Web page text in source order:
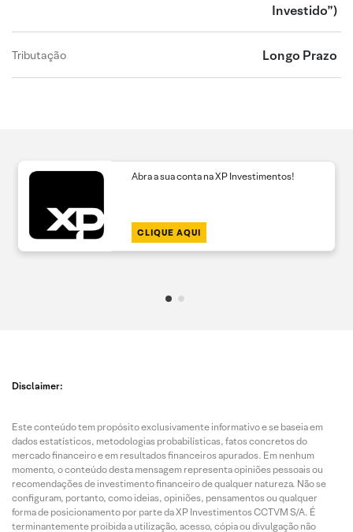
Investido”)
Tributação Longo Prazo
Abra a sua conta na XP Investimentos!
CLIQUE AQUI
Disclaimer:
Este conteúdo tem propósito exclusivamente informativo e se baseia em
dados estatísticos, metodologias probabilísticas, fatos concretos do
mercado financeiro e em resultados financeiros apurados. Em nenhum
momento, o conteúdo desta mensagem representa opiniões pessoais ou
recomendações de investimento financeiro de qualquer natureza. Não se
configuram, portanto, como ideias, opiniões, pensamentos ou qualquer
forma de posicionamento por parte da XP Investimentos CCTVM S/A. É
terminantemente proibida a utilização, acesso, cópia ou divulgação não